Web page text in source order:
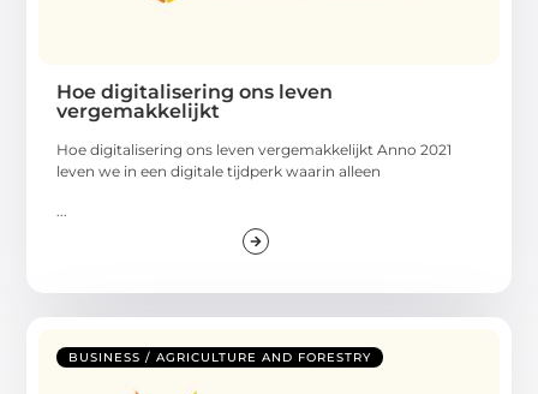
Hoe digitalisering ons leven
vergemakkelijkt
Hoe digitalisering ons leven vergemakkelijkt Anno 2021
leven we in een digitale tijdperk waarin alleen
BUSINESS / AGRICULTURE AND FORESTRY